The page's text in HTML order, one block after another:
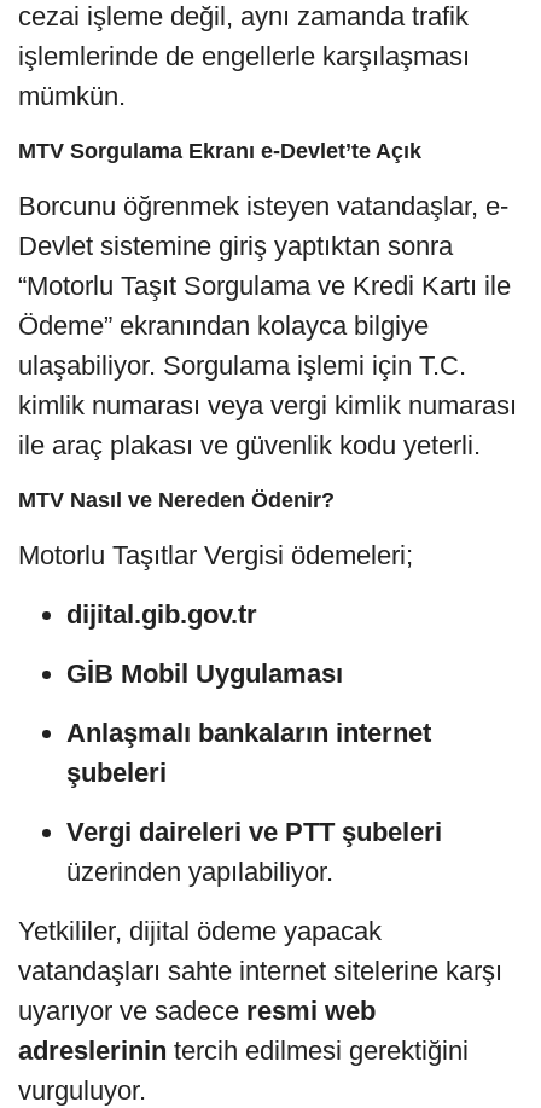
cezai işleme değil, aynı zamanda trafik
işlemlerinde de engellerle karşılaşması
mümkün.
MTV Sorgulama Ekranı e-Devlet’te Açık
Borcunu öğrenmek isteyen vatandaşlar, e-
Devlet sistemine giriş yaptıktan sonra
“Motorlu Taşıt Sorgulama ve Kredi Kartı ile
Ödeme” ekranından kolayca bilgiye
ulaşabiliyor. Sorgulama işlemi için T.C.
kimlik numarası veya vergi kimlik numarası
ile araç plakası ve güvenlik kodu yeterli.
MTV Nasıl ve Nereden Ödenir?
Motorlu Taşıtlar Vergisi ödemeleri;
dijital.gib.gov.tr
GİB Mobil Uygulaması
Anlaşmalı bankaların internet
şubeleri
Vergi daireleri ve PTT şubeleri
üzerinden yapılabiliyor.
Yetkililer, dijital ödeme yapacak
vatandaşları sahte internet sitelerine karşı
uyarıyor ve sadece resmi web
adreslerinin tercih edilmesi gerektiğini
vurguluyor.